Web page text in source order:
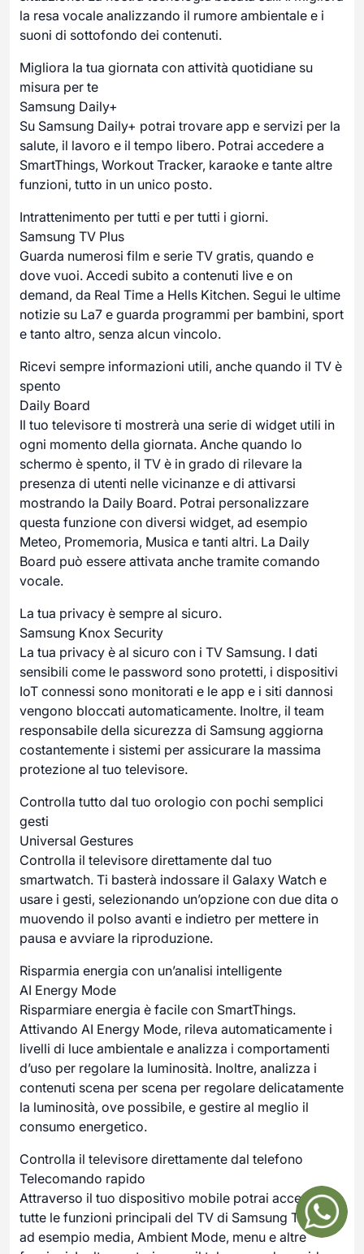
la resa vocale analizzando il rumore ambientale e i
suoni di sottofondo dei contenuti.
Migliora la tua giornata con attività quotidiane su
misura per te
Samsung Daily+
Su Samsung Daily+ potrai trovare app e servizi per la
salute, il lavoro e il tempo libero. Potrai accedere a
SmartThings, Workout Tracker, karaoke e tante altre
funzioni, tutto in un unico posto.
Intrattenimento per tutti e per tutti i giorni.
Samsung TV Plus
Guarda numerosi film e serie TV gratis, quando e
dove vuoi. Accedi subito a contenuti live e on
demand, da Real Time a Hells Kitchen. Segui le ultime
notizie su La7 e guarda programmi per bambini, sport
e tanto altro, senza alcun vincolo.
Ricevi sempre informazioni utili, anche quando il TV è
spento
Daily Board
Il tuo televisore ti mostrerà una serie di widget utili in
ogni momento della giornata. Anche quando lo
schermo è spento, il TV è in grado di rilevare la
presenza di utenti nelle vicinanze e di attivarsi
mostrando la Daily Board. Potrai personalizzare
questa funzione con diversi widget, ad esempio
Meteo, Promemoria, Musica e tanti altri. La Daily
Board può essere attivata anche tramite comando
vocale.
La tua privacy è sempre al sicuro.
Samsung Knox Security
La tua privacy è al sicuro con i TV Samsung. I dati
sensibili come le password sono protetti, i dispositivi
IoT connessi sono monitorati e le app e i siti dannosi
vengono bloccati automaticamente. Inoltre, il team
responsabile della sicurezza di Samsung aggiorna
costantemente i sistemi per assicurare la massima
protezione al tuo televisore.
Controlla tutto dal tuo orologio con pochi semplici
gesti
Universal Gestures
Controlla il televisore direttamente dal tuo
smartwatch. Ti basterà indossare il Galaxy Watch e
usare i gesti, selezionando un’opzione con due dita o
muovendo il polso avanti e indietro per mettere in
pausa e avviare la riproduzione.
Risparmia energia con un’analisi intelligente
AI Energy Mode
Risparmiare energia è facile con SmartThings.
Attivando AI Energy Mode, rileva automaticamente i
livelli di luce ambientale e analizza i comportamenti
d’uso per regolare la luminosità. Inoltre, analizza i
contenuti scena per scena per regolare delicatamente
la luminosità, ove possibile, e gestire al meglio il
consumo energetico.
Controlla il televisore direttamente dal telefono
Telecomando rapido
Attraverso il tuo dispositivo mobile potrai accedere a
tutte le funzioni principali del TV di Samsung Tizen,
ad esempio media, Ambient Mode, menu e altre